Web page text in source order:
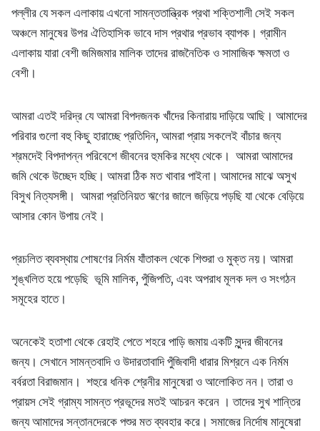
পল্লীর যে সকল এলাকায় এখনো সামন্ততান্ত্রিক প্রথা শক্তিশালী সেই সকল
অঞ্চলে মানুষের উপর ঐতিহাসিক ভাবে দাস প্রথার প্রভাব ব্যাপক। গ্রামীন
এলাকায় যারা বেশী জমিজমার মালিক তাদের রাজনৈতিক ও সামাজিক ক্ষমতা ও
বেশী।
আমরা এতই দরিদ্র যে আমরা বিপদজনক খাঁদের কিনারায় দাড়িয়ে আছি। আমাদের
পরিবার গুলো বহু কিছু হারাচ্ছে প্রতিদিন, আমরা প্রায় সকলেই বাঁচার জন্য
শ্রমদেই বিপদাপন্ন পরিবেশে জীবনের হুমকির মধ্যে থেকে। আমরা আমাদের
জমি থেকে উচ্ছেদ হচ্ছি। আমরা ঠিক মত খাবার পাইনা। আমাদের মাঝে অসুখ
বিসুখ নিত্যসঙ্গী। আমরা প্রতিনিয়ত ঋণের জালে জড়িয়ে পড়ছি যা থেকে বেড়িয়ে
আসার কোন উপায় নেই।
প্রচলিত ব্যবস্থায় শোষণের নির্মম যাঁতাকল থেকে শিশুরা ও মুক্ত নয়। আমরা
শৃঙ্খলিত হয়ে পড়েছি ভূমি মালিক, পুঁজিপতি, এবং অপরাধ মূলক দল ও সংগঠন
সমূহের হাতে।
অনেকেই হতাশা থেকে রেহাই পেতে শহরে পাড়ি জমায় একটি সুন্দর জীবনের
জন্য। সেখানে সামন্তবাদি ও উদারতাবাদি পুঁজিবাদী ধারার মিশ্রনে এক নির্মম
বর্বরতা বিরাজমান। শহুরে ধনিক শ্রেনীর মানুষেরা ও আলোকিত নন। তারা ও
প্রায়স সেই গ্রাম্য সামন্ত প্রভূদের মতই আচরন করেন । তাদের সুখ শান্তির
জন্য আমাদের সন্তানদেরকে পশুর মত ব্যবহার করে। সমাজের নির্দোষ মানুষেরা